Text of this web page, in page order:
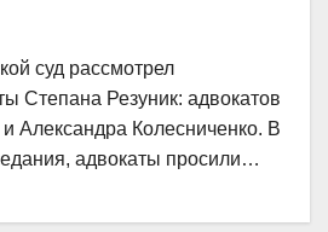
суд рассмотрел
Степана Резуник: адвокатов
Александра Колесниченко. В
адвокаты просили…